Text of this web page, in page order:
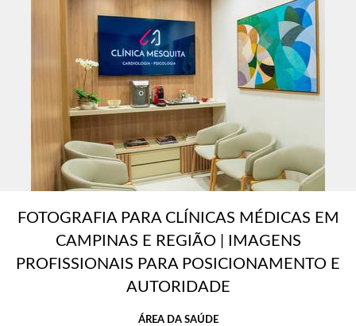
FOTOGRAFIA PARA CLÍNICAS MÉDICAS EM
CAMPINAS E REGIÃO | IMAGENS
PROFISSIONAIS PARA POSICIONAMENTO E
AUTORIDADE
ÁREA DA SAÚDE